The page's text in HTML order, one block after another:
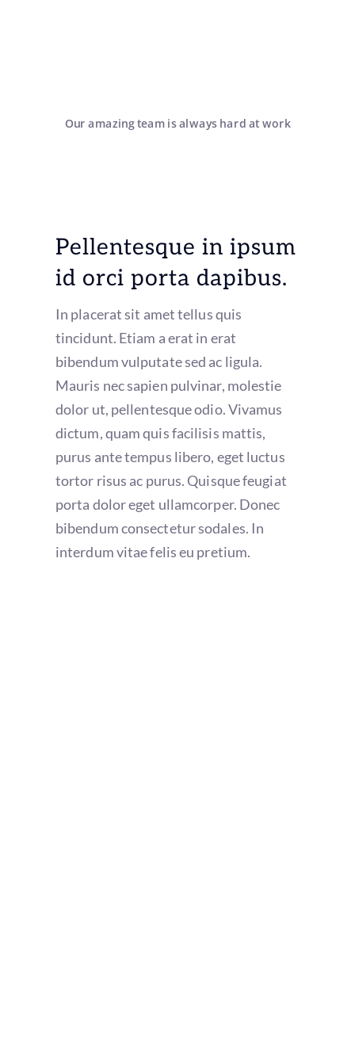
Our amazing team is always hard at work
Pellentesque in ipsum
id orci porta dapibus.
In placerat sit amet tellus quis
tincidunt. Etiam a erat in erat
bibendum vulputate sed ac ligula.
Mauris nec sapien pulvinar, molestie
dolor ut, pellentesque odio. Vivamus
dictum, quam quis facilisis mattis,
purus ante tempus libero, eget luctus
tortor risus ac purus. Quisque feugiat
porta dolor eget ullamcorper. Donec
bibendum consectetur sodales. In
interdum vitae felis eu pretium.